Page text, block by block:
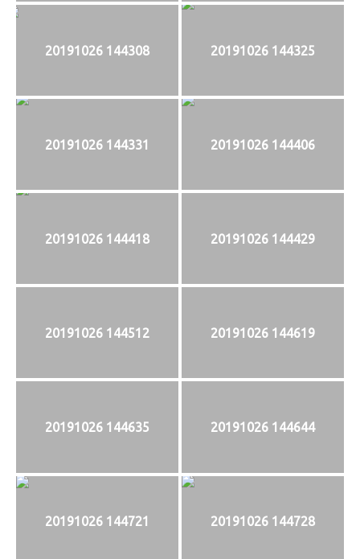
20191026 144308 20191026 144325
20191026 144331 20191026 144406
20191026 144418 20191026 144429
20191026 144512 20191026 144619
20191026 144635 20191026 144644
20191026 144721 20191026 144728